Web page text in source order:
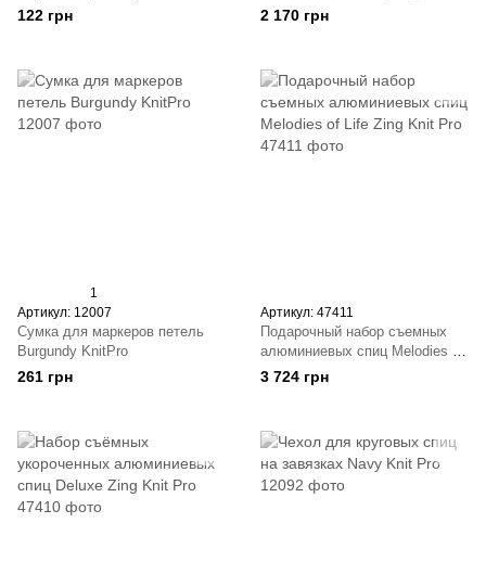
(30 шт)
122 грн
KnitPro
2 170 грн
1
Артикул: 12007
Сумка для маркеров петель
Burgundy KnitPro
261 грн
Артикул: 47411
Подарочный набор съемных
алюминиевых спиц Melodies of
Life Zing Knit Pro
3 724 грн